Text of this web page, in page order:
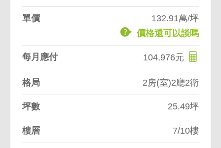
單價
132.91萬/坪
價格還可以談嗎
每月應付 104,976元
格局 2房(室)2廳2衛
坪數 25.49坪
樓層 7/10樓